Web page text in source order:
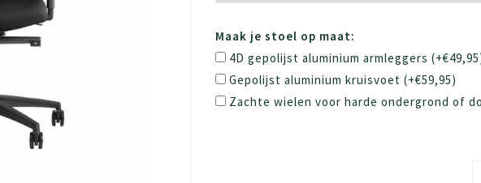
Maak je stoel op maat:
4D gepolijst aluminium armleggers
Gepolijst aluminium kruisvoet (+€59,95)
Zachte wielen voor harde ondergrond of